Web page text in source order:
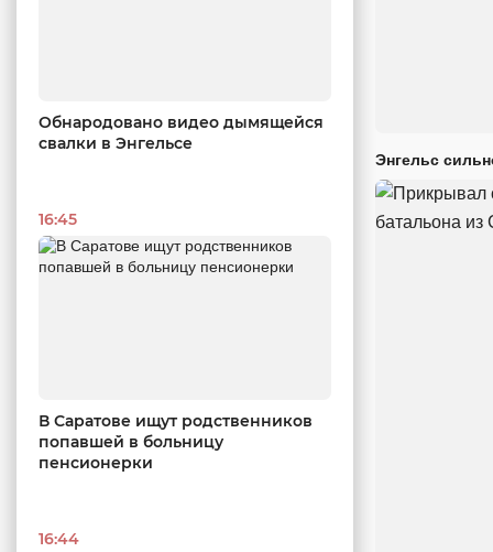
Обнародовано видео дымящейся
свалки в Энгельсе
16:45
В Саратове ищут родственников
попавшей в больницу
пенсионерки
16:44
Энгельс